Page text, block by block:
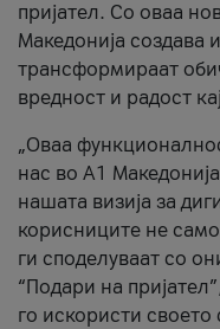
пријател. Со оваа
Македонија создава
трансформираат
вредност и радост
„Оваа
нас во А1
нашата визија за
корисниците не
ги споделуваат со
“Подари на
го искористи